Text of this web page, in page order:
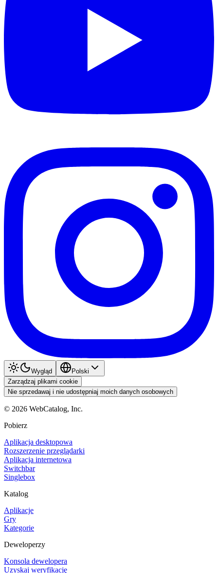
Wygląd
Polski
Zarządzaj plikami cookie
Nie sprzedawaj i nie udostępniaj moich danych osobowych
© 2026 WebCatalog, Inc.
Pobierz
Aplikacja desktopowa
Rozszerzenie przeglądarki
Aplikacja internetowa
Switchbar
Singlebox
Katalog
Aplikacje
Gry
Kategorie
Deweloperzy
Konsola dewelopera
Uzyskaj weryfikację